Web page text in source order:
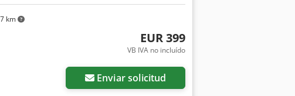
km
EUR 399
VB IVA no incluído
Enviar solicitud